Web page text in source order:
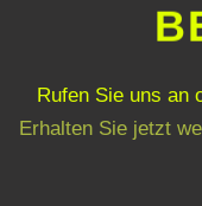
Rufen Sie uns an
Erhalten Sie jetzt